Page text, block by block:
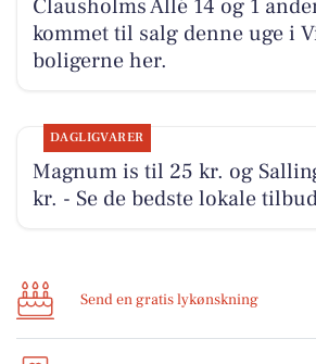
Clausholms Allé 14 og 1
kommet til salg denne uge i
boligerne her.
DAGLIGVARER
Magnum is til 25 kr. og
kr. - Se de bedste lokale
Send en gratis lykønskning